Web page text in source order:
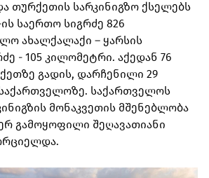
თურქეთის სარკინიგზო ქსელებს
საერთო სიგრძე 826
ახალქალაქი – ყარსის
- 105 კილომეტრი. აქედან 76
გადის, დარჩენილი 29
საქართველოს
მონაკვეთის მშენებლობა
გამოყოფილი შეღავათიანი